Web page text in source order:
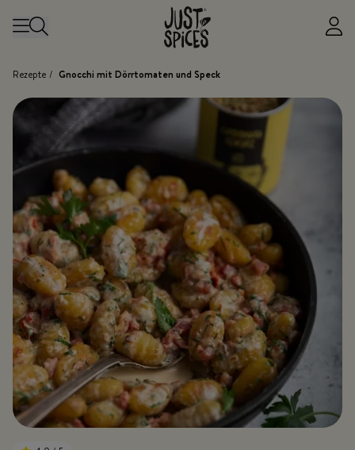
Rezepte / Gnocchi mit Dörrtomaten und Speck